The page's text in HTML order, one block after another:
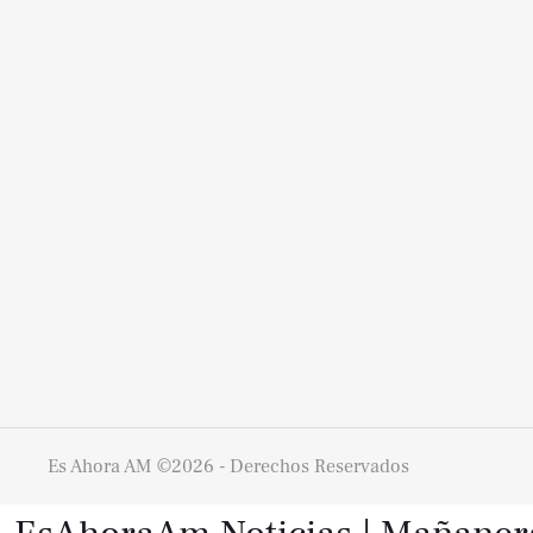
Es Ahora AM ©2026 - Derechos Reservados